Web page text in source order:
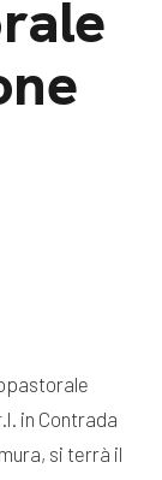
in Contrada
si terrà il